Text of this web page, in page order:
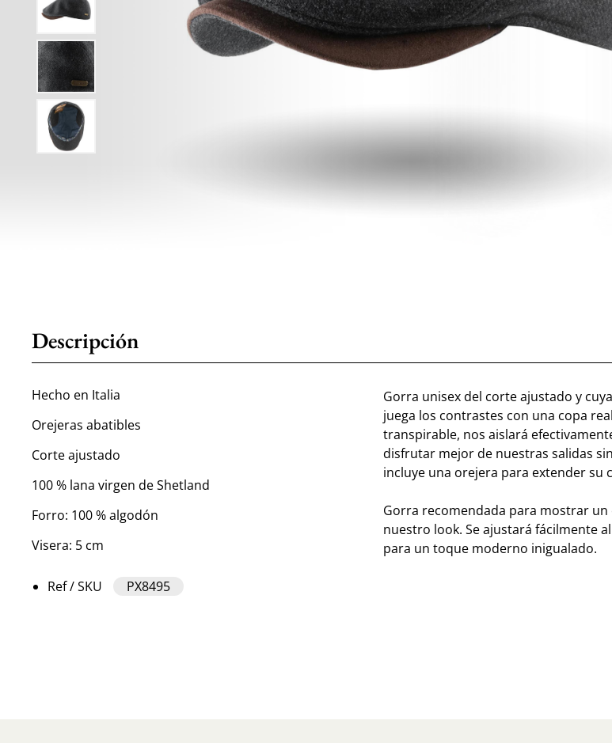
Descripción
Hecho en Italia
Orejeras abatibles
Corte ajustado
100 % lana virgen de Shetland
Forro: 100 % algodón
Visera: 5 cm
Ref / SKU PX8495
Gorra unisex del corte ajustado y
juega los contrastes con una copa
transpirable, nos aislará
disfrutar mejor de nuestras salidas
incluye una orejera para extender su
Gorra recomendada para mostrar
nuestro look. Se ajustará fácilmente
para un toque moderno inigualado.